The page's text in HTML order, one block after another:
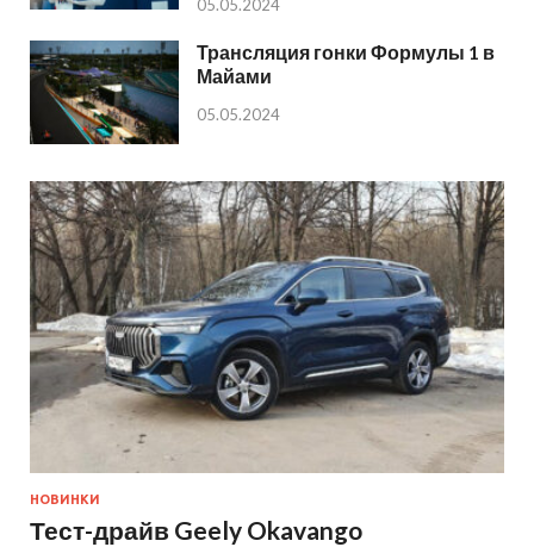
05.05.2024
Трансляция гонки Формулы 1 в
Майами
05.05.2024
НОВИНКИ
Тест-драйв Geely Okavango